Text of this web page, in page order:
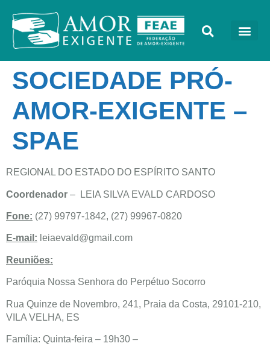
SOCIEDADE PRÓ-
AMOR-EXIGENTE –
SPAE
REGIONAL DO ESTADO DO ESPÍRITO SANTO
Coordenador – LEIA SILVA EVALD CARDOSO
Fone: (27) 99797-1842, (27) 99967-0820
E-mail: leiaevald@gmail.com
Reuniões:
Paróquia Nossa Senhora do Perpétuo Socorro
Rua Quinze de Novembro, 241, Praia da Costa, 29101-210,
VILA VELHA, ES
Família: Quinta-feira – 19h30 –